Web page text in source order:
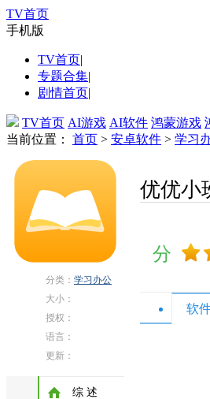
TV首页
手机版
TV首页|
专题合集|
剧情首页|
TV首页 AI游戏 AI软件 鸿蒙游戏
当前位置： 首页 > 安卓软件 > 学习
分类： 学习办公
大小：
81.56M
授权：
免费软件
语言：
简体中文
更新：
综 述
优优小
分
软